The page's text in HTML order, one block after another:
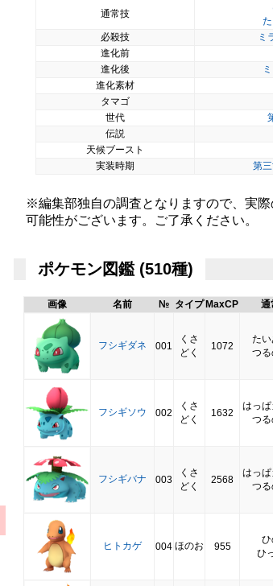
通常技
必殺技
ミ
進化前
進化後
進化素材
タマゴ
世代
伝説
天候ブースト
実装時期
第
※編集部独自の調査となりますので、実
可能性がございます。ご了承ください。
ポケモン図鑑 (510種)
画像 名前 № タイプMaxCP 通
フシギダネ 001
くさ
どく
1072
たい
つる
フシギソウ 002
くさ
どく
1632
はっ
つる
フシギバナ 003
くさ
どく
2568
はっ
つる
ヒトカゲ 004 ほのお 955
ひ
ひ